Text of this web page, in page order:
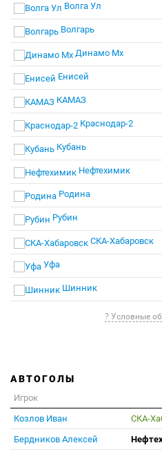
Волга Ул
Волгарь
Динамо Мх
Енисей
КАМАЗ
Краснодар-2
Кубань
Нефтехимик
Родина
Рубин
СКА-Хабаровск
Уфа
Шинник
? Условные
АВТОГОЛЫ
Игрок
Козлов Иван
СКА-
Бердников Алексей